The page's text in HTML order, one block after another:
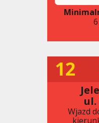
12
ul.
Wjazd